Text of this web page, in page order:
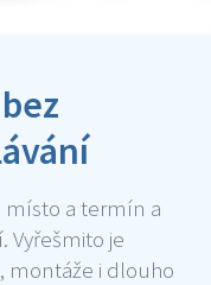
místo a termín a
Vyřešmito je
montáže i dlouho